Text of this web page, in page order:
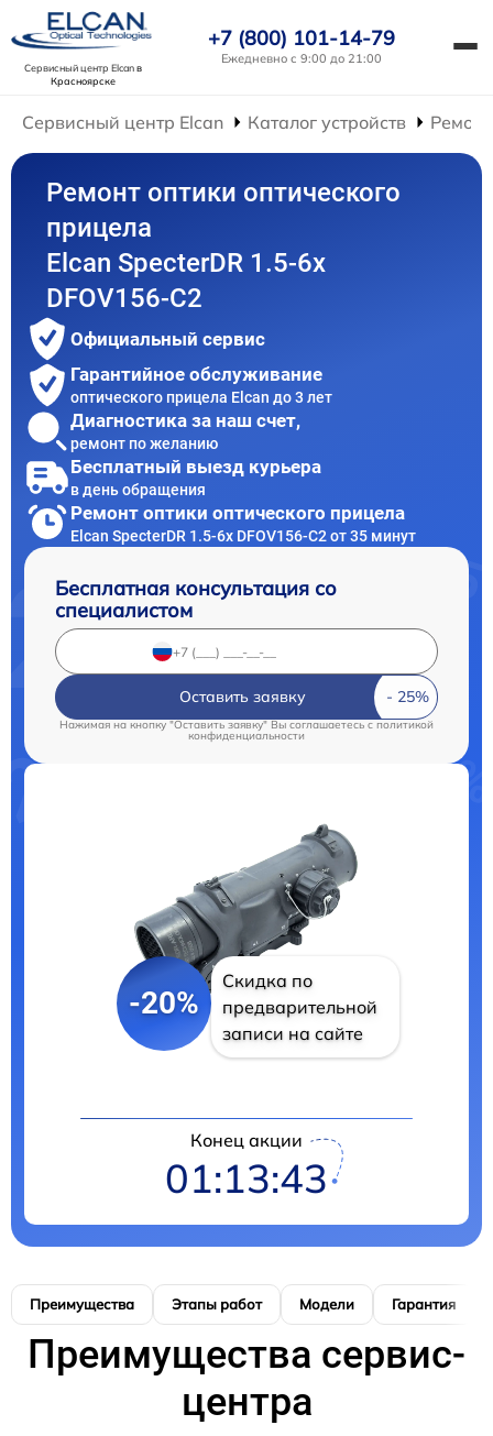
Сервисный центр Elcanв
Красноярске
+7 (800) 101-14-79
Ежедневно с 9:00 до 21:00
Сервисный центр Elcan Каталог устройств
Ремонт оптики оптического
прицела
Elcan SpecterDR 1.5-6x
DFOV156-C2
Официальный сервис
Гарантийное обслуживание
оптического прицела Elcan до 3 лет
Диагностика за наш счет,
ремонт по желанию
Бесплатный выезд курьера
в день обращения
Ремонт оптики оптического прицела
Elcan SpecterDR 1.5-6x DFOV156-C2 от 35 минут
Бесплатная консультация со
специалистом
Оставить заявку
Нажимая на кнопку "Оставить заявку" Вы соглашаетесь c политикой
конфиденциальности
-20%
Скидка по
предварительной
записи на сайте
Конец акции
01:13:42
Преимущества Этапы работ Модели Гарантия
Преимущества сервис-
центра